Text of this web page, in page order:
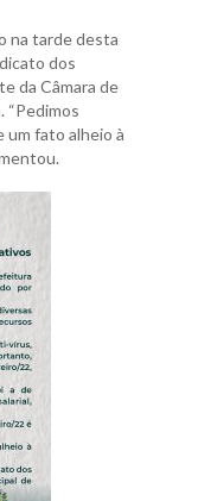
na tarde desta
dos
da Câmara de
“Pedimos
um fato alheio à